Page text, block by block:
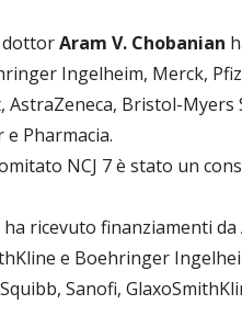
dottorAram V. Chobanian
Ingelheim, Merck,
Bristol-Myers
Pharmacia.
NCJ 7 è stato un
ha ricevuto finanziamenti da
e Boehringer
Sanofi,